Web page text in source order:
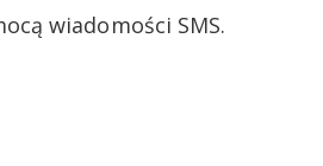
wiadomości SMS.